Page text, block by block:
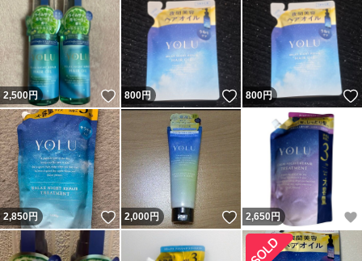
2,500円 いいね！
800円 いいね！
800円
2,850円 いいね！
2,000円 いいね！
2,650円